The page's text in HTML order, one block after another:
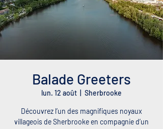
Balade Greeters
lun. 12 août Sherbrooke
Découvrez l’un des magnifiques noyaux
villageois de Sherbrooke en compagnie d’un